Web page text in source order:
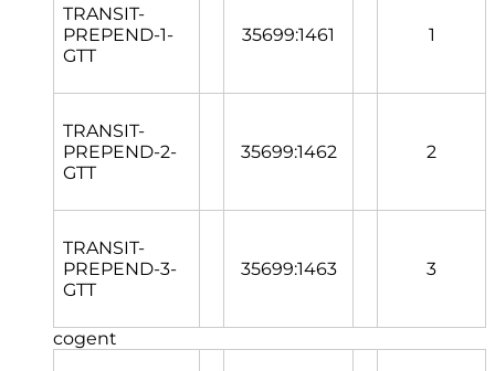
TRANSIT-
PREPEND-1-
GTT
35699:1461 1
TRANSIT-
PREPEND-2-
GTT
35699:1462 2
TRANSIT-
PREPEND-3-
GTT
35699:1463 3
cogent